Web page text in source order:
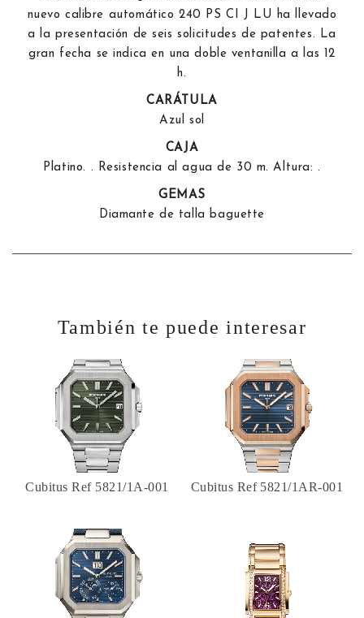
nuevo calibre automático 240 PS CI J LU ha llevado
a la presentación de seis solicitudes de patentes. La
gran fecha se indica en una doble ventanilla a las 12
h.
CARÁTULA
Azul sol
CAJA
Platino. . Resistencia al agua de 30 m. Altura: .
GEMAS
Diamante de talla baguette
También te puede interesar
Cubitus Ref 5821/1A-001 Cubitus Ref 5821/1AR-001